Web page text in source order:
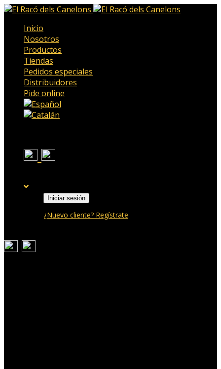
Inicio
Nosotros
Productos
Tiendas
Pedidos especiales
Distribuidores
Pide online
Iniciar sesión
¿Nuevo cliente? Regístrate